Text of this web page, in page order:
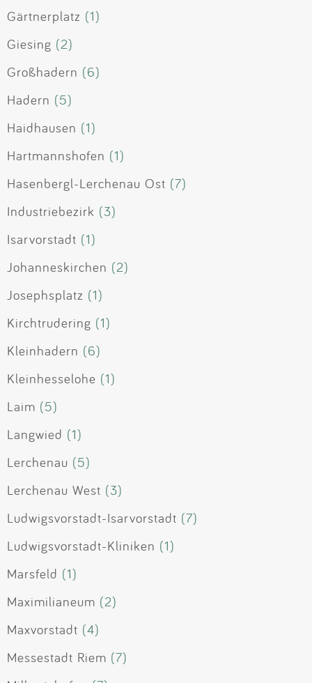
Gärtnerplatz (1)
Giesing (2)
Großhadern (6)
Hadern (5)
Haidhausen (1)
Hartmannshofen (1)
Hasenbergl-Lerchenau Ost (7)
Industriebezirk (3)
Isarvorstadt (1)
Johanneskirchen (2)
Josephsplatz (1)
Kirchtrudering (1)
Kleinhadern (6)
Kleinhesselohe (1)
Laim (5)
Langwied (1)
Lerchenau (5)
Lerchenau West (3)
Ludwigsvorstadt-Isarvorstadt (7)
Ludwigsvorstadt-Kliniken (1)
Marsfeld (1)
Maximilianeum (2)
Maxvorstadt (4)
Messestadt Riem (7)